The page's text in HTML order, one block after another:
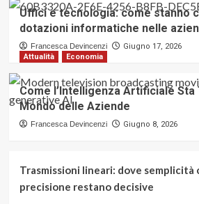
Uffici e tecnologia: come stanno
dotazioni informatiche nelle
Francesca Devincenzi
Giugno 17, 2026
Attualità
Economia
Come l’Intelligenza Artificiale
Mondo delle Aziende
Francesca Devincenzi Giugno 8, 2026
Trasmissioni lineari: dove
precisione restano decisive